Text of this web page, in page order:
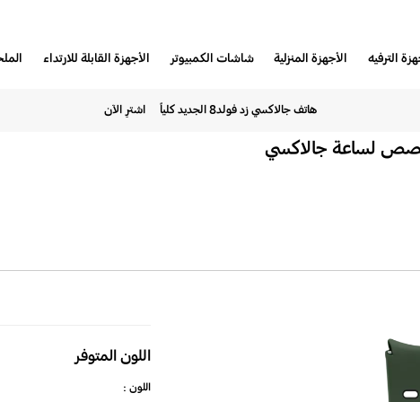
الترفيه الأجهزة المنزلية شاشات الكمبيوتر الأجهزة القابلة للارتداء
هاتف جالاكسي زد فولد8 الجديد كلياً اشترِ الآن
لساعة جالاكسي
القاسية
اللون المتوفر
اللون :